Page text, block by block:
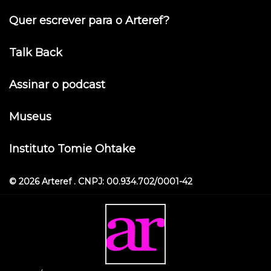
Quer escrever para o Arteref?
Talk Back
Assinar o podcast
Museus
Instituto Tomie Ohtake
© 2026 Arteref . CNPJ: 00.934.702/0001-42